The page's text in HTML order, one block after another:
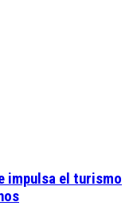
impulsa el turismo